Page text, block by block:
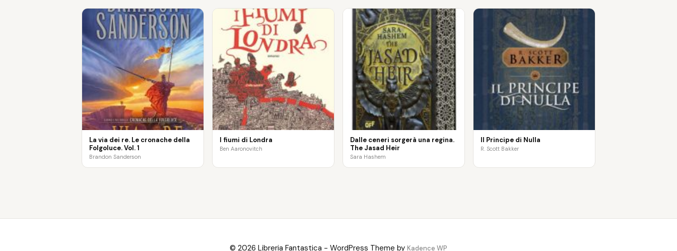
La via dei re. Le cronache della
Folgoluce. Vol. 1
Brandon Sanderson
I fiumi di Londra
Ben Aaronovitch
Dalle ceneri sorgerà una regina.
The Jasad Heir
Sara Hashem
Il Principe di Nulla
R. Scott Bakker
© 2026 Libreria Fantastica - WordPress Theme by Kadence WP